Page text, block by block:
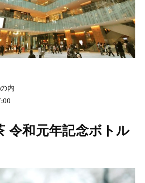
内
令和元年記念ボトル